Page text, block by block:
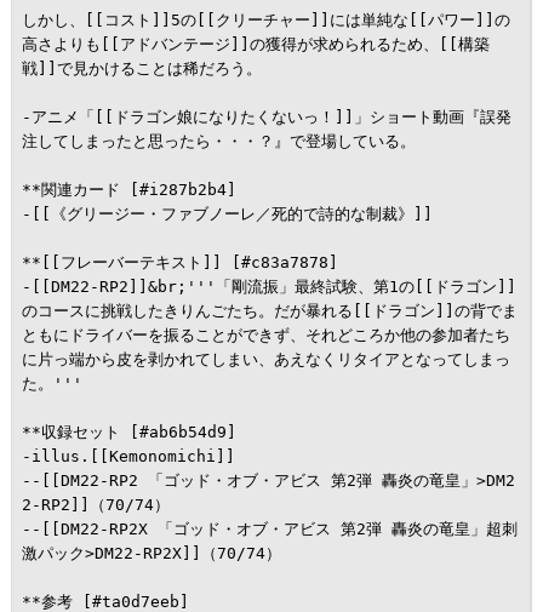
しかし、[[コスト]]5の[[クリーチャー]]には単純な[[パワー]]の
高さよりも[[アドバンテージ]]の獲得が求められるため、[[構築
戦]]で見かけることは稀だろう。
-アニメ「[[ドラゴン娘になりたくないっ！]]」ショート動画『誤発
注してしまったと思ったら・・・？』で登場している。
**関連カード [#i287b2b4]
-[[《グリージー・ファブノーレ／死的で詩的な制裁》]]
**[[フレーバーテキスト]] [#c83a7878]
-[[DM22-RP2]]&br;'''「剛流振」最終試験、第1の[[ドラゴン]]
のコースに挑戦したきりんごたち。だが暴れる[[ドラゴン]]の背でま
ともにドライバーを振ることができず、それどころか他の参加者たち
に片っ端から皮を剥かれてしまい、あえなくリタイアとなってしまっ
た。'''
**収録セット [#ab6b54d9]
-illus.[[Kemonomichi]]
--[[DM22-RP2 「ゴッド・オブ・アビス 第2弾 轟炎の竜皇」>DM2
2-RP2]]（70/74）
--[[DM22-RP2X 「ゴッド・オブ・アビス 第2弾 轟炎の竜皇」超刺
激パック>DM22-RP2X]]（70/74）
**参考 [#ta0d7eeb]